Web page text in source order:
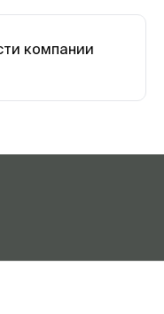
компании